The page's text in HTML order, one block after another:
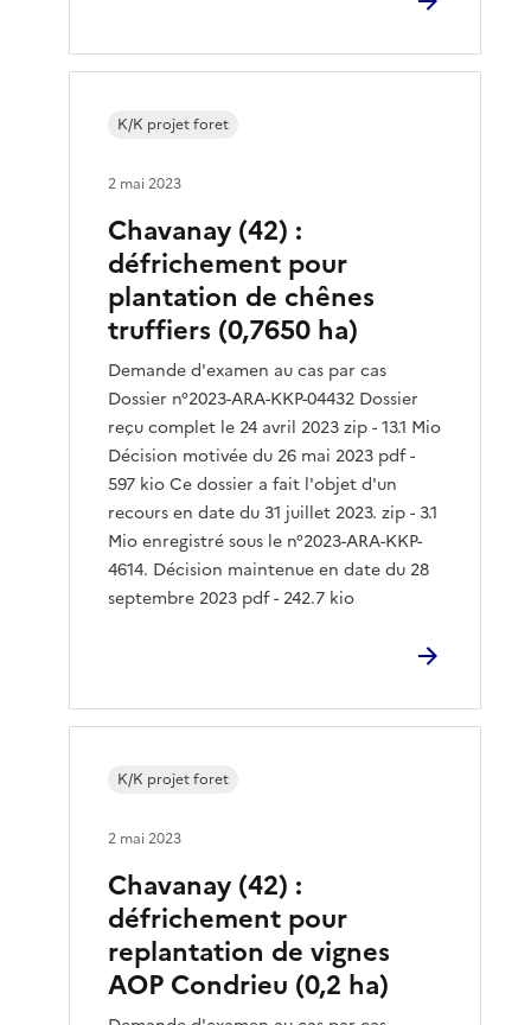
Chavanay (42) :
défrichement pour
plantation de chênes
truffiers (0,7650 ha)
Demande d'examen au cas par cas
Dossier n°2023-ARA-KKP-04432 Dossier
reçu complet le 24 avril 2023 zip - 13.1 Mio
Décision motivée du 26 mai 2023 pdf -
597 kio Ce dossier a fait l'objet d'un
recours en date du 31 juillet 2023. zip - 3.1
Mio enregistré sous le n°2023-ARA-KKP-
4614. Décision maintenue en date du 28
septembre 2023 pdf - 242.7 kio
K/K projet foret
2 mai 2023
Chavanay (42) :
défrichement pour
replantation de vignes
AOP Condrieu (0,2 ha)
K/K projet foret
2 mai 2023